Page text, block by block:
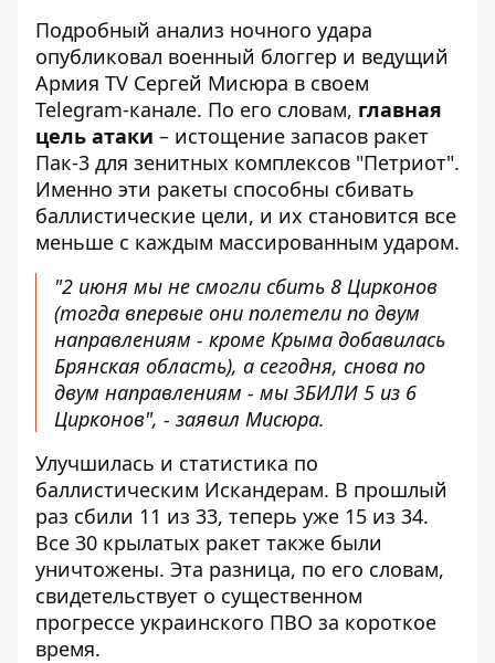
Подробный анализ ночного удара
опубликовал военный блоггер и ведущий
Армия TV Сергей Мисюра в своем
Telegram-канале. По его словам, главная
цель атаки – истощение запасов ракет
Пак-3 для зенитных комплексов "Петриот".
Именно эти ракеты способны сбивать
баллистические цели, и их становится все
меньше с каждым массированным ударом.
"2 июня мы не смогли сбить 8 Цирконов
(тогда впервые они полетели по двум
направлениям - кроме Крыма добавилась
Брянская область), а сегодня, снова по
двум направлениям - мы ЗБИЛИ 5 из 6
Цирконов", - заявил Мисюра.
Улучшилась и статистика по
баллистическим Искандерам. В прошлый
раз сбили 11 из 33, теперь уже 15 из 34.
Все 30 крылатых ракет также были
уничтожены. Эта разница, по его словам,
свидетельствует о существенном
прогрессе украинского ПВО за короткое
время.